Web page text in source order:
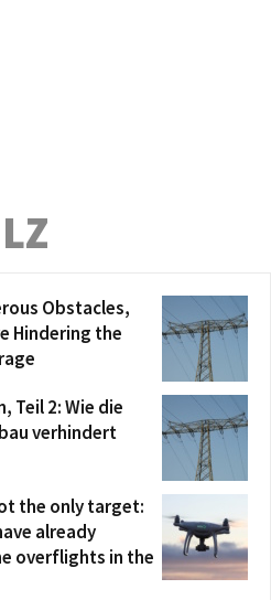
Obstacles,
Hindering the
Teil 2: Wie die
verhindert
the only target:
already
overflights in the